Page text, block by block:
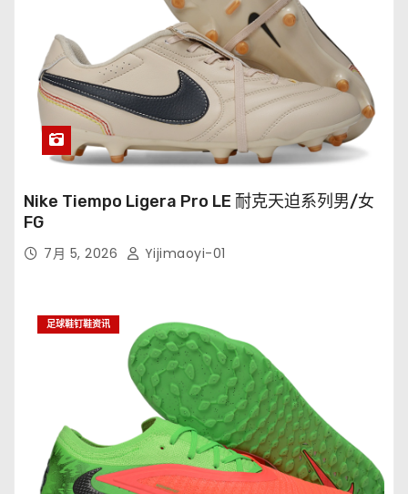
Nike Tiempo Ligera Pro LE 耐克天迫系列男/女
FG
7月 5, 2026 Yijimaoyi-01
足球鞋钉鞋资讯